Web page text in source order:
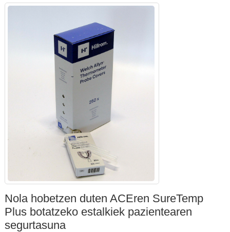
Nola hobetzen duten ACEren SureTemp
Plus botatzeko estalkiek pazientearen
segurtasuna